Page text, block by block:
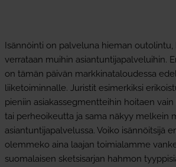
Isännöinti on palveluna hieman outolintu,
verrataan muihin asiantuntijapalveluihin.
on tämän päivän markkinataloudessa
liiketoiminnalle. Juristit esimerkiksi
pieniin asiakassegmentteihin hoitaen
tai perheoikeutta ja sama näkyy melkein
asiantuntijapalvelussa. Voiko isännöitsijä
olemmeko aina laajan toimialamme
suomalaisen sketsisarjan hahmon